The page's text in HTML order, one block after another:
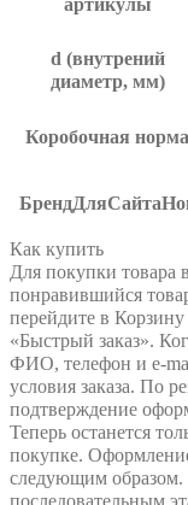
артикулы
d (внутрений
диаметр, мм)
Коробочная норма
Как купить
Для покупки товара
понравившийся
перейдите в
«Быстрый заказ».
ФИО, телефон и e-
условия заказа. По
подтверждение
Теперь останется
покупке.
следующим образом.
последовательным